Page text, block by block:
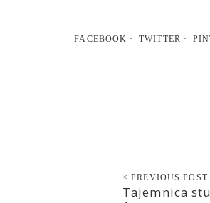
FACEBOOK TWITTER
< PREVIOUS POST
Tajemnica